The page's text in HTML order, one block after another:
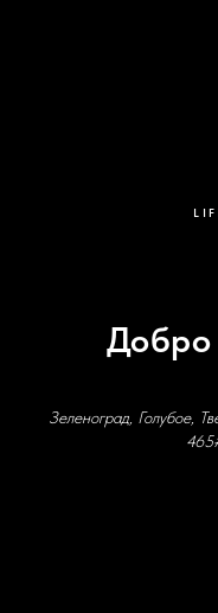
Добро
Зеленоград, Голубое,